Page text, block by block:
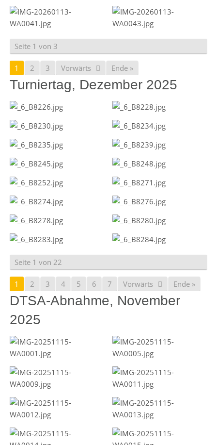
Seite 1 von 3
1 2 3 Vorwärts Ende »
Turniertag, Dezember 2025
Seite 1 von 22
1 2 3 4 5 6 7 Vorwärts Ende »
DTSA-Abnahme, November
2025